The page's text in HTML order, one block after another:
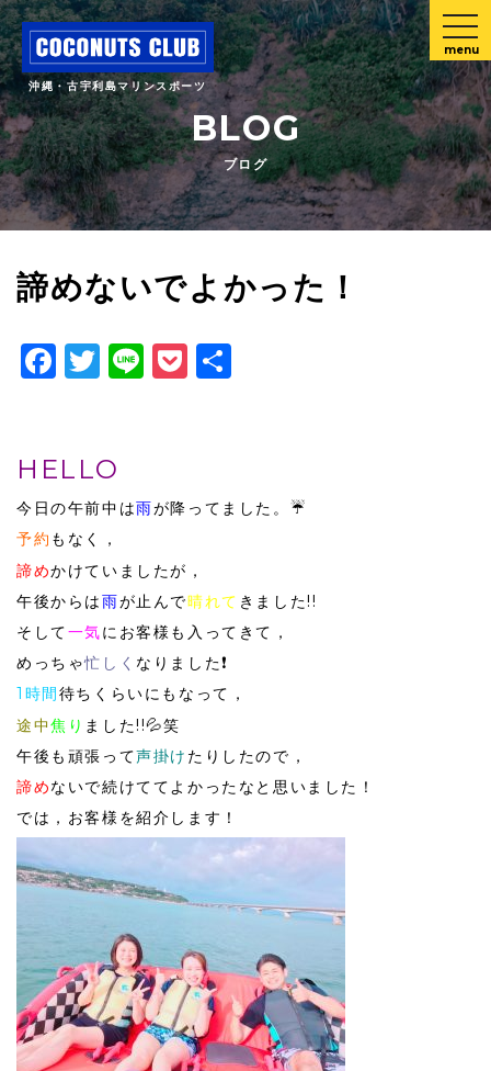
沖縄・古宇利島マリンスポーツ
menu
BLOG
ブログ
諦めないでよかった！
Facebook
Twitter
LinePocket
HELLO
今日の午前中は雨が降ってました。☔
予約 もなく，
諦めかけていましたが，
午後からは雨が止んで晴れて きました!!
そして一気にお客様も入ってきて，
めっちゃ忙しく なりました❗
1時間 待ちくらいにもなって，
途中焦り ました!!💦笑
午後も頑張って声掛け たりしたので，
諦めないで続けててよかったなと思いました！
では，お客様を紹介します！